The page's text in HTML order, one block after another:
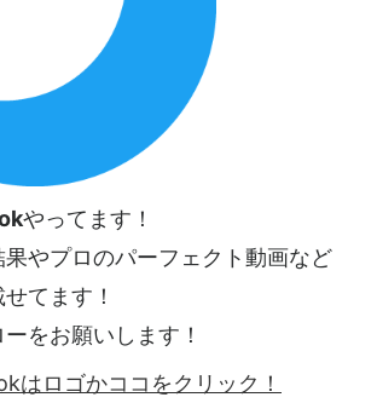
やってます！
やプロのパーフェクト動画など
てます！
をお願いします！
はロゴかココをクリック！